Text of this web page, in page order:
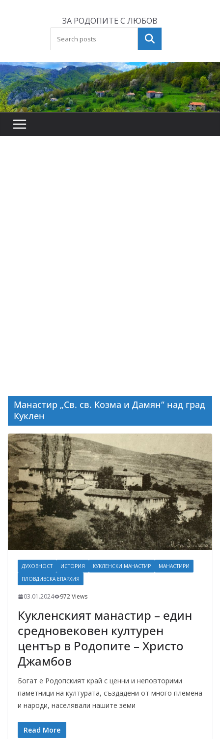
ЗА РОДОПИТЕ С ЛЮБОВ
Търсене
Манастир „Св. св. Козма и Дамян“ над град
Куклен
ДУХОВНОСТ ИСТОРИЯ КУКЛЕНСКИ МАНАСТИР
МАНАСТИРИ
ПЛОВДИВСКА ЕПАРХИЯ
03.01.2024 972 Views
Кукленският манастир – един
средновековен културен
център в Родопите – Христо
Джамбов
Богат е Родопският край с ценни и неповторими
паметници на културата, създадени от много племена
и народи, населявали нашите земи
Read More